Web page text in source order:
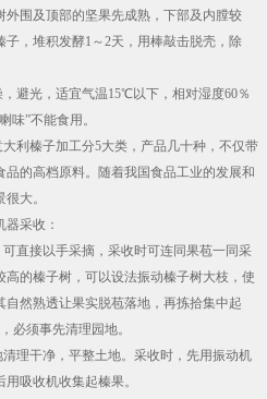
外围及顶部的坚果先成熟，下部及内膛较
，堆积发酵1～2天，用棒敲击脱壳，除
光，适宜气温15℃以下，相对湿度60％
味”不能食用。
榛子加工分5大类，产品几十种，不仅带
的高档原料。随着我国食品工业的发展和
大。
采收：
接以手采摘，采收时可连同果苞一同采
的榛子树，可以设法振动榛子树大枝，使
然熟透让果实脱苞落地，再拣拾集中起
必须事先清理园地。
干净，平整土地。采收时，先用振动机
吸收机收集起榛果。